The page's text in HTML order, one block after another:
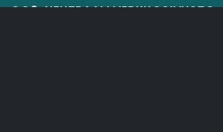
CO2-NEUTRAALI VERKKOSIVUSTO